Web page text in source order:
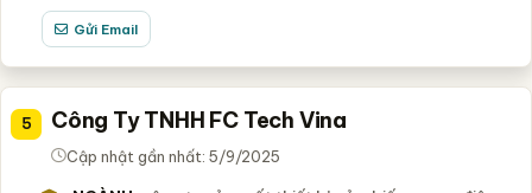
Gửi Email
5 Công Ty TNHH FC Tech Vina
Cập nhật gần nhất: 5/9/2025